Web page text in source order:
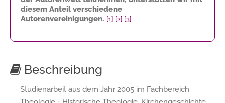
diesem Anteil verschiedene
Autorenvereinigungen. [1] [2] [3]
Beschreibung
Studienarbeit aus dem Jahr 2005 im Fachbereich